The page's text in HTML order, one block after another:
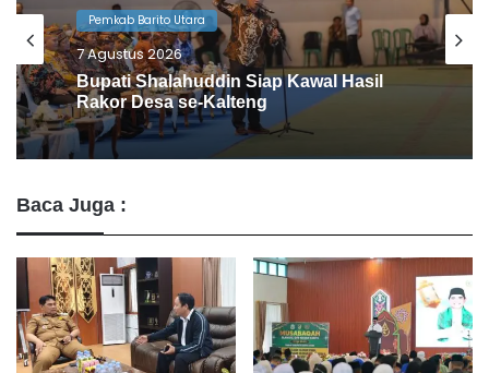
Pemkab Barito Utara
6 Agustus 2026
Barito Utara Kaji Tiru Inovasi Unggulan
Pemkab Bantul
Baca Juga :